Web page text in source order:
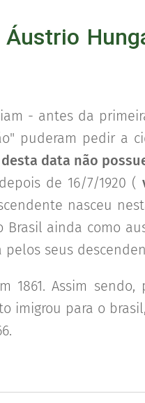
Áustrio
- antes da
puderam pedir a
data não
de 16/7/1920 (
nasceu
Brasil ainda como
seus
1861. Assim sendo,
imigrou para o